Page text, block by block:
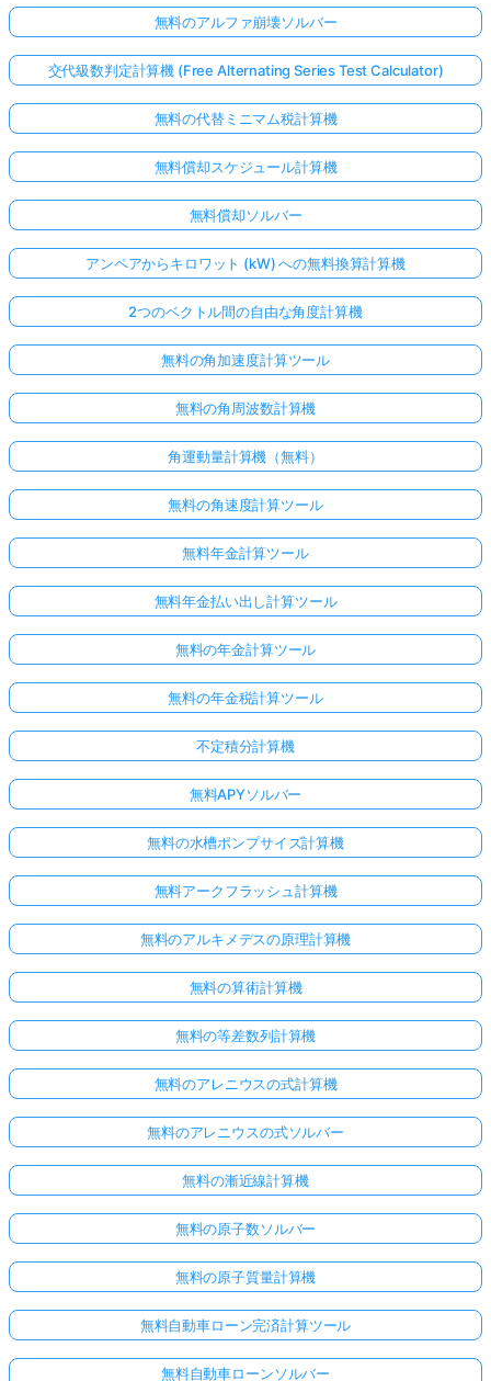
ま
だ
質
問
無料のアルファ崩壊ソルバー
交代級数判定計算機 (Free Alternating Series Test Calculator)
無料の代替ミニマム税計算機
無料償却スケジュール計算機
無料償却ソルバー
アンペアからキロワット (kW) への無料換算計算機
2つのベクトル間の自由な角度計算機
無料の角加速度計算ツール
無料の角周波数計算機
角運動量計算機（無料）
無料の角速度計算ツール
無料年金計算ツール
無料年金払い出し計算ツール
無料の年金計算ツール
無料の年金税計算ツール
不定積分計算機
無料APYソルバー
無料の水槽ポンプサイズ計算機
無料アークフラッシュ計算機
無料のアルキメデスの原理計算機
無料の算術計算機
無料の等差数列計算機
無料のアレニウスの式計算機
無料のアレニウスの式ソルバー
無料の漸近線計算機
無料の原子数ソルバー
無料の原子質量計算機
無料自動車ローン完済計算ツール
無料自動車ローンソルバー